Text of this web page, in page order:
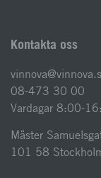
Kontakta oss
08-473 30 00
Vardagar 8:00-
Mäster
101 58